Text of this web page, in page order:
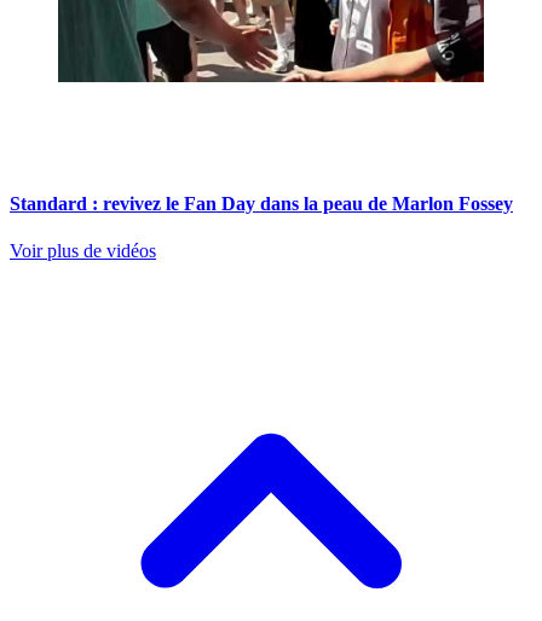
Standard : revivez le Fan Day dans la peau de Marlon Fossey
Voir plus de vidéos